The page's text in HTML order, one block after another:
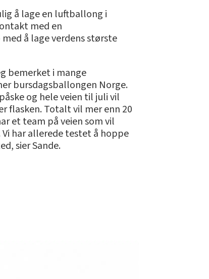
å lage en luftballong i
med en
å lage verdens største
bemerket i mange
bursdagsballongen Norge.
og hele veien til juli vil
flasken. Totalt vil mer enn 20
et team på veien som vil
har allerede testet å hoppe
sier Sande.